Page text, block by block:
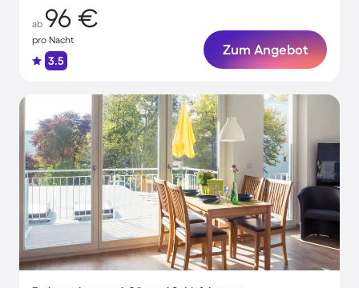
ab 96 €
pro Nacht
3.5
Zum Angebot